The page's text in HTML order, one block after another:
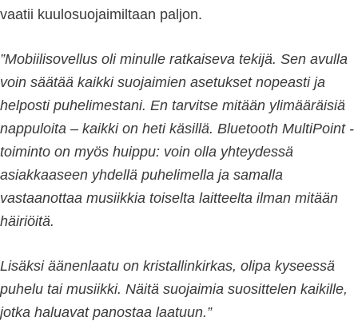
vaatii kuulosuojaimiltaan paljon.
”Mobiilisovellus oli minulle ratkaiseva tekijä. Sen avulla
voin säätää kaikki suojaimien asetukset nopeasti ja
helposti puhelimestani. En tarvitse mitään ylimääräisiä
nappuloita – kaikki on heti käsillä. Bluetooth MultiPoint -
toiminto on myös huippu: voin olla yhteydessä
asiakkaaseen yhdellä puhelimella ja samalla
vastaanottaa musiikkia toiselta laitteelta ilman mitään
häiriöitä.
Lisäksi äänenlaatu on kristallinkirkas, olipa kyseessä
puhelu tai musiikki. Näitä suojaimia suosittelen kaikille,
jotka haluavat panostaa laatuun.”